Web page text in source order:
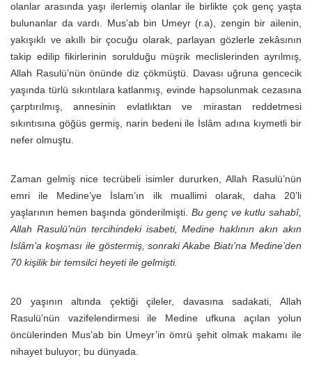
olanlar arasında yaşı ilerlemiş olanlar ile birlikte çok genç yaşta
bulunanlar da vardı. Mus’ab bin Umeyr (r.a), zengin bir ailenin,
yakışıklı ve akıllı bir çocuğu olarak, parlayan gözlerle zekâsının
takip edilip fikirlerinin sorulduğu müşrik meclislerinden ayrılmış,
Allah Rasulü’nün önünde diz çökmüştü. Davası uğruna gencecik
yaşında türlü sıkıntılara katlanmış, evinde hapsolunmak cezasına
çarptırılmış, annesinin evlatlıktan ve mirastan reddetmesi
sıkıntısına göğüs germiş, narin bedeni ile İslâm adına kıymetli bir
nefer olmuştu.
Zaman gelmiş nice tecrübeli isimler dururken, Allah Rasulü’nün
emri ile Medine’ye İslam’ın ilk muallimi olarak, daha 20’li
yaşlarının hemen başında gönderilmişti. Bu genç ve kutlu sahabî,
Allah Rasulü’nün tercihindeki isabeti, Medine haklının akın akın
İslâm’a koşması ile göstermiş, sonraki Akabe Biatı’na Medine’den
70 kişilik bir temsilci heyeti ile gelmişti.
20 yaşının altında çektiği çileler, davasına sadakati, Allah
Rasulü’nün vazifelendirmesi ile Medine ufkuna açılan yolun
öncülerinden Mus’ab bin Umeyr’in ömrü şehit olmak makamı ile
nihayet buluyor; bu dünyada.